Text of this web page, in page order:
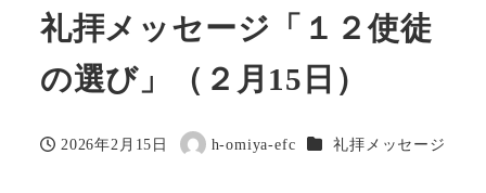
礼拝メッセージ「１２使徒
の選び」（２月15日）
投稿日
2026年2月15日
著
h-omiya-efc カテゴリー
礼拝メッセージ